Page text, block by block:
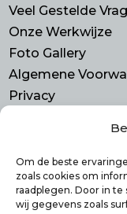
Om de beste
zoals cookies om
raadplegen. Door in
wij gegevens zoals
Veel Gestelde
Onze Werkwijze
Foto Gallery
Algemene
Privacy
Purmerend N-H
info@smulbus.nl
06 41746470